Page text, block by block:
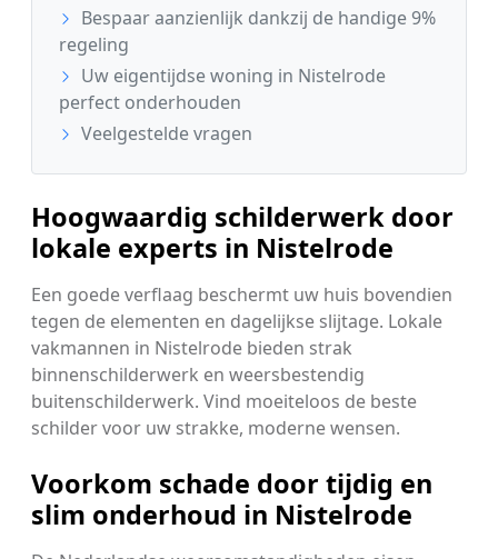
Bespaar aanzienlijk dankzij de handige 9%
regeling
Uw eigentijdse woning in Nistelrode
perfect onderhouden
Veelgestelde vragen
Hoogwaardig schilderwerk door
lokale experts in Nistelrode
Een goede verflaag beschermt uw huis bovendien
tegen de elementen en dagelijkse slijtage. Lokale
vakmannen in Nistelrode bieden strak
binnenschilderwerk en weersbestendig
buitenschilderwerk. Vind moeiteloos de beste
schilder voor uw strakke, moderne wensen.
Voorkom schade door tijdig en
slim onderhoud in Nistelrode